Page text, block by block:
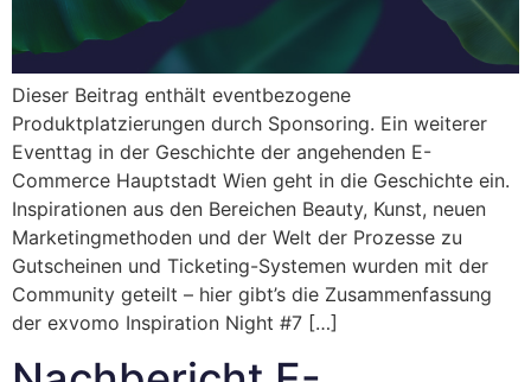
Dieser Beitrag enthält eventbezogene
Produktplatzierungen durch Sponsoring. Ein weiterer
Eventtag in der Geschichte der angehenden E-
Commerce Hauptstadt Wien geht in die Geschichte ein.
Inspirationen aus den Bereichen Beauty, Kunst, neuen
Marketingmethoden und der Welt der Prozesse zu
Gutscheinen und Ticketing-Systemen wurden mit der
Community geteilt – hier gibt’s die Zusammenfassung
der exvomo Inspiration Night #7 […]